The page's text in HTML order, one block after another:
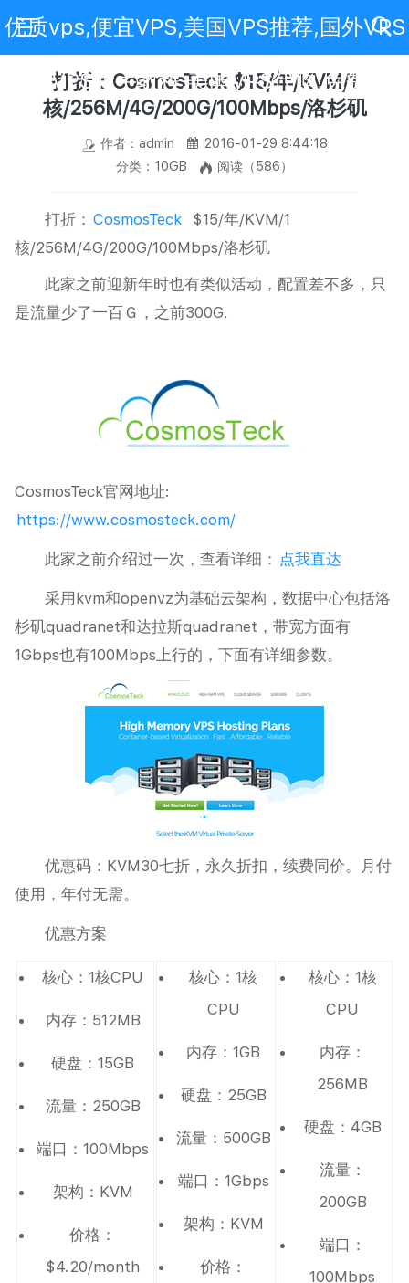
优质vps,便宜VPS,美国VPS推荐,国外VPS
评测,VPS新手教程,美国VPS代购,免费VPS
打折：CosmosTeck $15/年/KVM/1
核/256M/4G/200G/100Mbps/洛杉矶
作者：admin
2016-01-29 8:44:18
分类：10GB
阅读（586）
打折： CosmosTeck $15/年/KVM/1
核/256M/4G/200G/100Mbps/洛杉矶
此家之前迎新年时也有类似活动，配置差不多，只
是流量少了一百Ｇ，之前300G.
CosmosTeck官网地址:
https://www.cosmosteck.com/
此家之前介绍过一次，查看详细： 点我直达
采用kvm和openvz为基础云架构，数据中心包括洛
杉矶quadranet和达拉斯quadranet，带宽方面有
1Gbps也有100Mbps上行的，下面有详细参数。
优惠码：KVM30七折，永久折扣，续费同价。月付
使用，年付无需。
优惠方案
核心：1核CPU
内存：512MB
硬盘：15GB
流量：250GB
端口：100Mbps
架构：KVM
价格：
$4.20/month
核心：1核
CPU
内存：1GB
硬盘：25GB
流量：500GB
端口：1Gbps
架构：KVM
价格：
核心：1核
CPU
内存：
256MB
硬盘：4GB
流量：
200GB
端口：
100Mbps